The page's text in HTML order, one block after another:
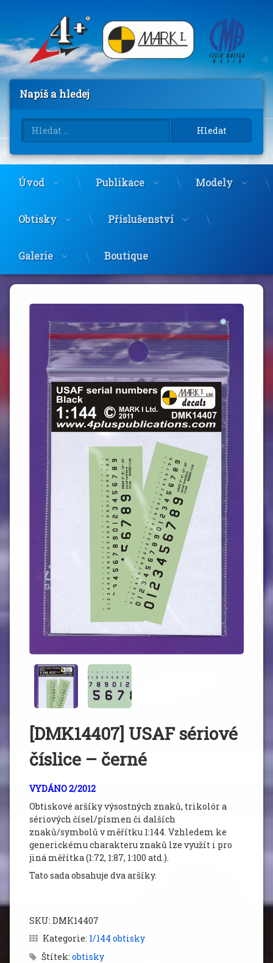
webu
Napiš a hledej
Vyhledávání
Úvod Publikace Modely
Obtisky Příslušenství
Galerie Boutique
[DMK14407] USAF sériové
číslice – černé
VYDÁNO 2/2012
Obtiskové aršíky výsostných znaků, trikolór a
sériových čísel/písmen či dalších
znaků/symbolů v měřítku 1:144. Vzhledem ke
generickému charakteru znaků lze využít i pro
jiná měřítka (1:72, 1:87, 1:100 atd.).
Tato sada obsahuje dva aršíky.
SKU: DMK14407
Kategorie: 1/144 obtisky
Štítek: obtisky